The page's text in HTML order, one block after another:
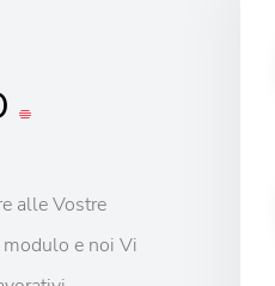
alle Vostre
e noi Vi